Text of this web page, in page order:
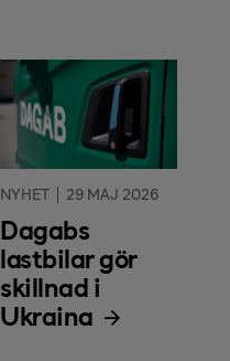
NYHET 29 MAJ 2026
Dagabs
lastbilar gör
skillnad i
Ukraina